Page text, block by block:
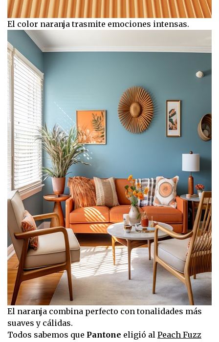
El color naranja trasmite emociones intensas.
El naranja combina perfecto con tonalidades más
suaves y cálidas.
Todos sabemos que Pantone eligió al Peach Fuzz